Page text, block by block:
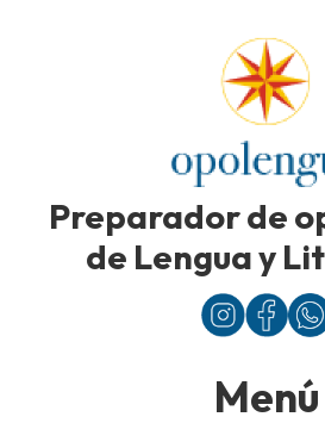
Preparador de
de Lengua y
Menú